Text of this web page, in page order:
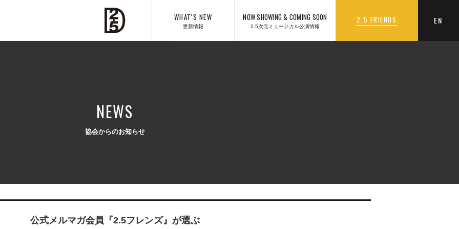
EN
WHAT'S NEW
更新情報
NOW SHOWING & COMING SOON
2.5次元ミュージカル公演情報
2.5 FRIENDS
NEWS
協会からのお知らせ
公式メルマガ会員『2.5フレンズ』が選ぶ